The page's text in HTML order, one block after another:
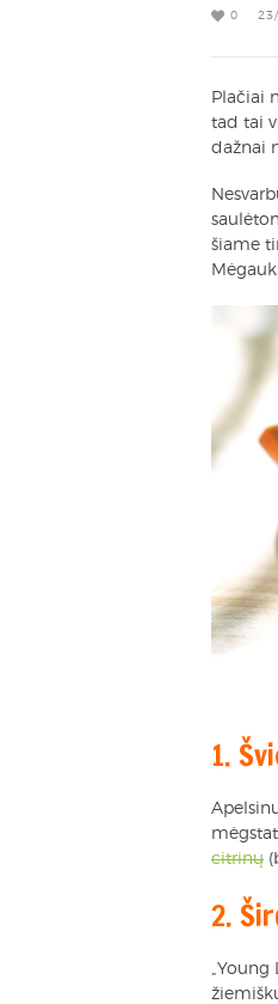
0
Plačiai
tad tai
dažnai
šiame
1.
citrinų
2.